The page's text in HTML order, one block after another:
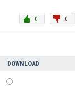
0
0
DOWNLOAD